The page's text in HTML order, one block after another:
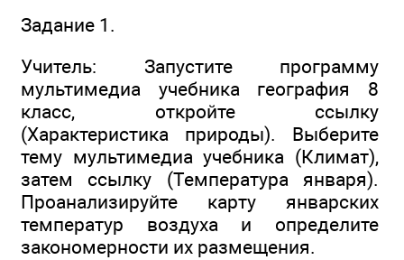
Задание 1.
Учитель: Запустите программу
мультимедиа учебника география 8
класс, откройте ссылку
(Характеристика природы). Выберите
тему мультимедиа учебника (Климат),
затем ссылку (Температура января).
Проанализируйте карту январских
температур воздуха и определите
закономерности их размещения.